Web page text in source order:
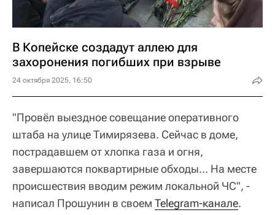
В Копейске создадут аллею для
захоронения погибших при взрыве
24 октября 2025, 16:50
"Провёл выездное совещание оперативного
штаба на улице Тимирязева. Сейчас в доме,
пострадавшем от хлопка газа и огня,
завершаются поквартирные обходы... На месте
происшествия вводим режим локальной ЧС", -
написал Прошунин в своем Telegram-канале.